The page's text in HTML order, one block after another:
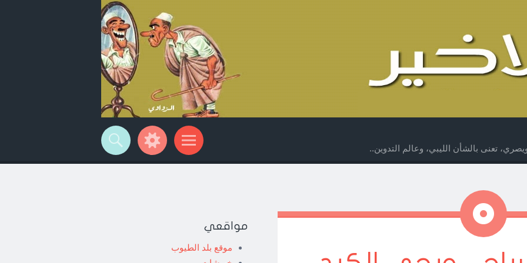
تعنى بالشأن الليبي، وعالم التدوين..
ملاحظة مواقعي
موقع بلد الطيوب